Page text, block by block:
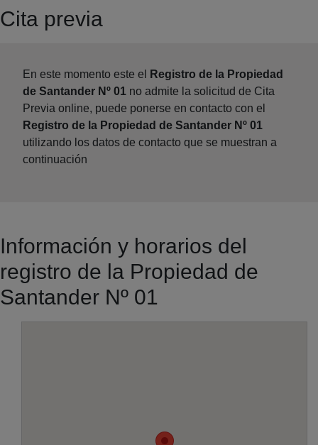
Cita previa
En este momento este el
Registro de la Propiedad
de Santander Nº 01 no admite la solicitud de Cita
Previa online, puede ponerse en contacto con el
Registro de la Propiedad de Santander Nº 01
utilizando los datos de contacto que se muestran a
continuación
Información y horarios del
registro de la Propiedad de
Santander Nº 01